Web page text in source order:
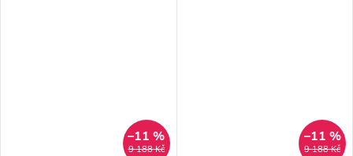
9 188 Kč
–11 %
9 188 Kč
–11 %